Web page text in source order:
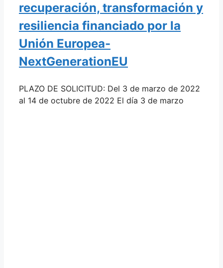
recuperación, transformación y
resiliencia financiado por la
Unión Europea-
NextGenerationEU
PLAZO DE SOLICITUD: Del 3 de marzo de 2022
al 14 de octubre de 2022 El día 3 de marzo